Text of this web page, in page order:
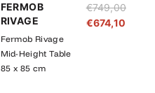
FERMOB
RIVAGE
Fermob Rivage
Mid-Height Table
85 x 85 cm
€749,00
€674,10